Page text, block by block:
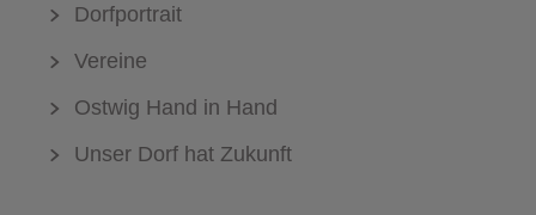
Dorfportrait
Vereine
Ostwig Hand in Hand
Unser Dorf hat Zukunft